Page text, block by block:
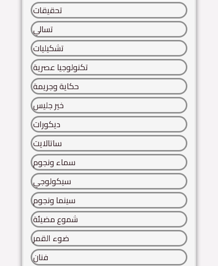
تحقيقات
تسالي
تشكيليات
تكنولوجيا عصرية
حكاية وجريمة
خير جليس
ديكورات
ساتالايت
سماء ونجوم
سيكولوجي
سينما ونجوم
شموع مضيئة
ضوء القمر
فنان